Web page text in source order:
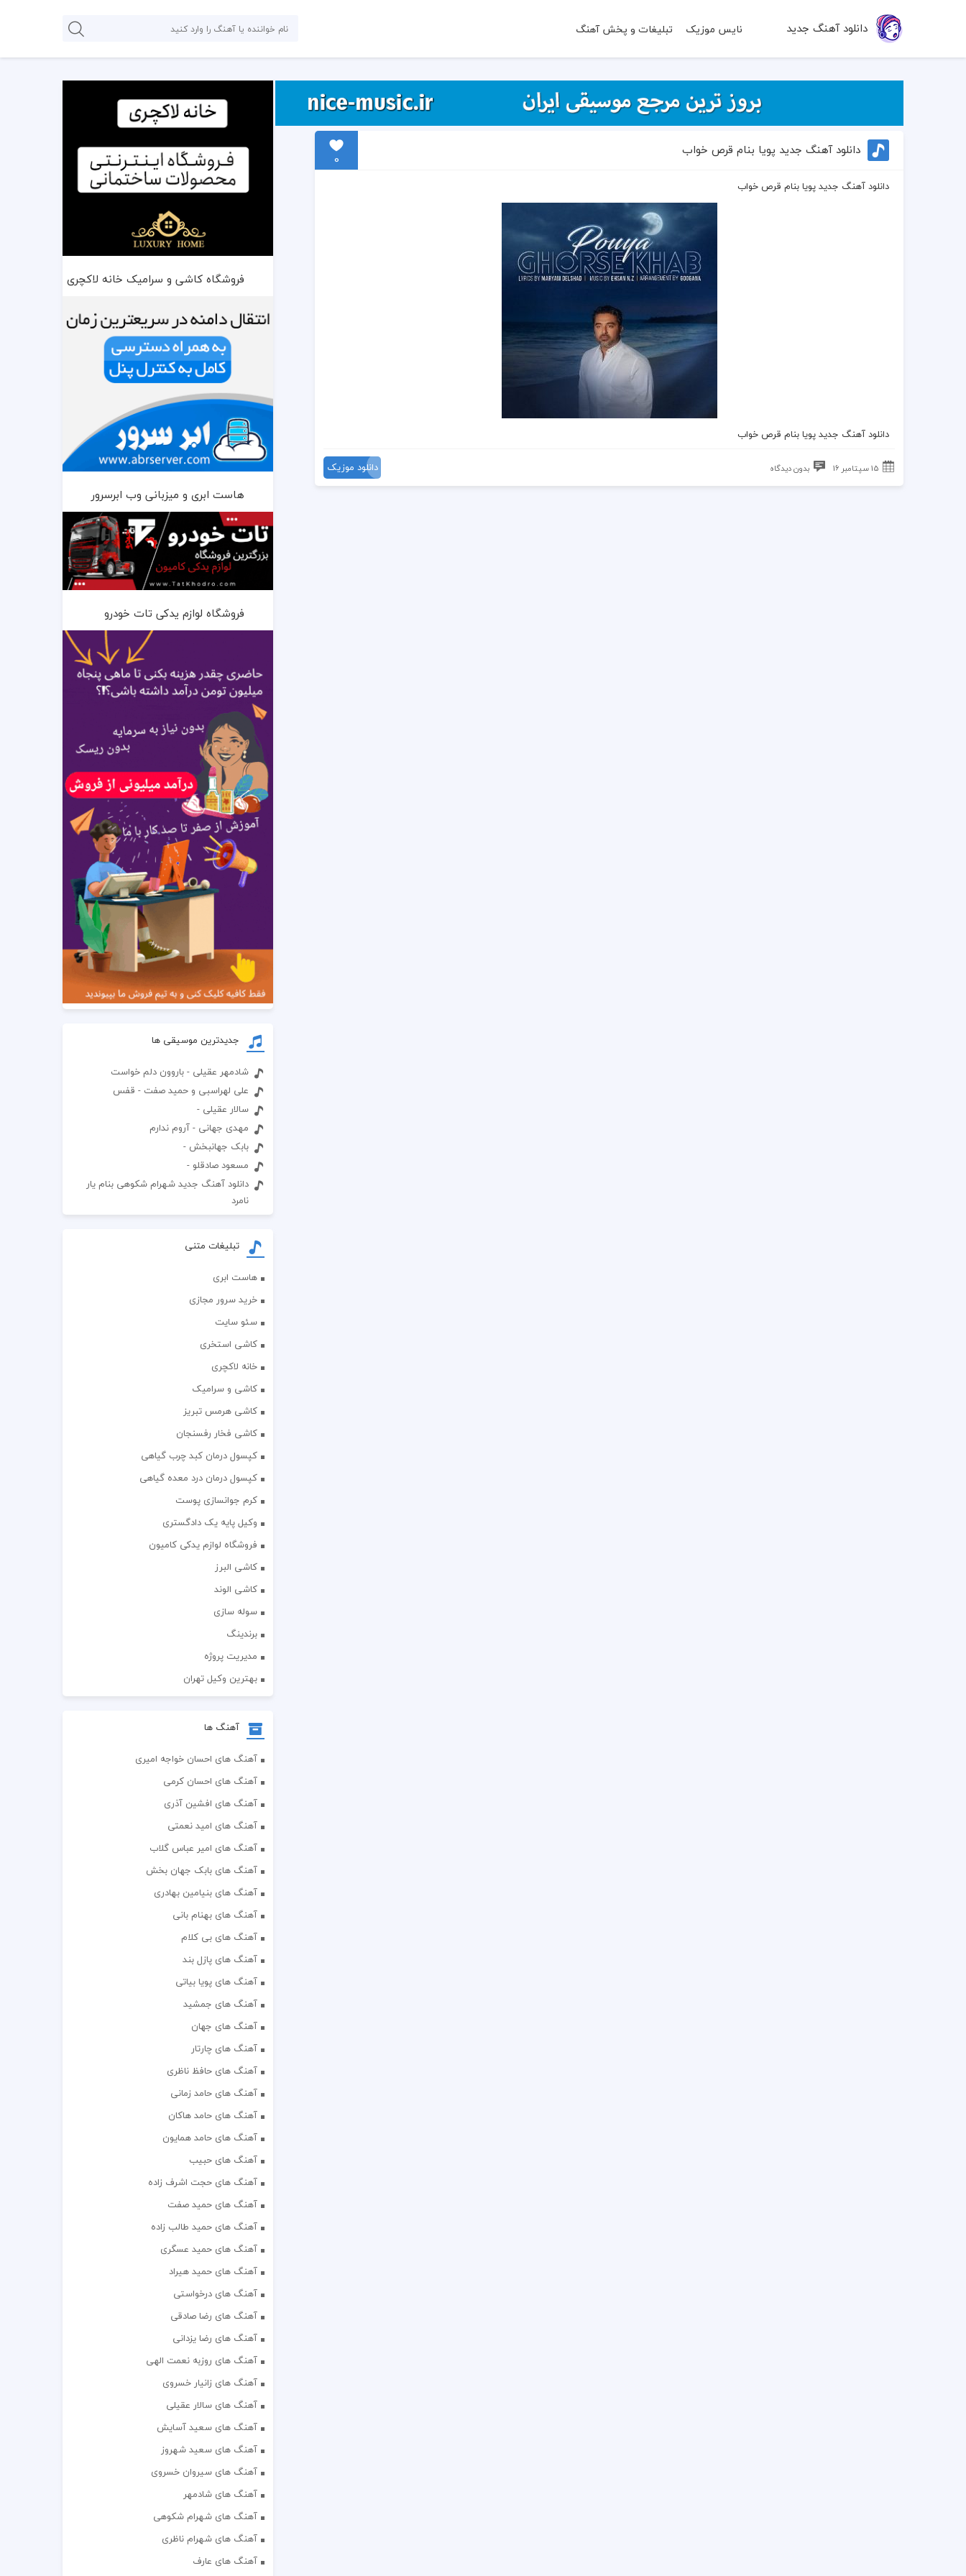
دانلود آهنگ جدید نایس موزیک تبلیغات و پخش آهنگ
دانلود آهنگ جدید پویا بنام قرص خواب
0
دانلود آهنگ جدید پویا بنام قرص خواب
دانلود آهنگ جدیدپویابنام قرص خواب
15 سپتامبر 16 بدون دیدگاه دانلود موزیک
فروشگاه کاشی و سرامیک خانه لاکچری
هاست ابری و میزبانی وب ابرسرور
فروشگاه لوازم یدکی تات خودرو
جدیدترین موسیقی ها
شادمهر عقیلی - باروون دلم خواست
علی لهراسبی و حمید صفت - قفس
سالار عقیلی -
مهدی جهانی - آروم ندارم
بابک جهانبخش -
مسعود صادقلو -
دانلود آهنگ جدید شهرام شکوهی بنام یار
نامرد
تبلیغات متنی
هاست ابری
خرید سرور مجازی
سئو سایت
کاشی استخری
خانه لاکچری
کاشی و سرامیک
کاشی هرمس تبریز
کاشی فخار رفسنجان
کپسول درمان کبد چرب گیاهی
کپسول درمان درد معده گیاهی
کرم جوانسازی پوست
وکیل پایه یک دادگستری
فروشگاه لوازم یدکی کامیون
کاشی البرز
کاشی الوند
سوله سازی
برندینگ
مدیریت پروژه
بهترین وکیل تهران
آهنگ ها
آهنگ های احسان خواجه امیری
آهنگ های احسان کرمی
آهنگ های افشین آذری
آهنگ های امید نعمتی
آهنگ های امیر عباس گلاب
آهنگ های بابک جهان بخش
آهنگ های بنیامین بهادری
آهنگ های بهنام بانی
آهنگ های بی کلام
آهنگ های پازل بند
آهنگ های پویا بیاتی
آهنگ های جمشید
آهنگ های جهان
آهنگ های چارتار
آهنگ های حافظ ناظری
آهنگ های حامد زمانی
آهنگ های حامد هاکان
آهنگ های حامد همایون
آهنگ های حبیب
آهنگ های حجت اشرف زاده
آهنگ های حمید صفت
آهنگ های حمید طالب زاده
آهنگ های حمید عسگری
آهنگ های حمید هیراد
آهنگ های درخواستی
آهنگ های رضا صادقی
آهنگ های رضا یزدانی
آهنگ های روزبه نعمت الهی
آهنگ های زانیار خسروی
آهنگ های سالار عقیلی
آهنگ های سعید آسایش
آهنگ های سعید شهروز
آهنگ های سیروان خسروی
آهنگ های شادمهر
آهنگ های شهرام شکوهی
آهنگ های شهرام ناظری
آهنگ های عارف